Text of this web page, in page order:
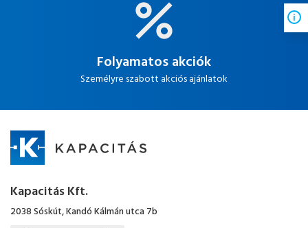
Folyamatos akciók
Személyre szabott akciós ajánlatok
Kapacitás Kft.
2038 Sóskút, Kandó Kálmán utca 7b